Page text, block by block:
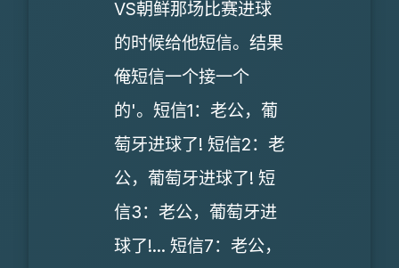
VS朝鲜那场比赛进球
的时候给他短信。结果
俺短信一个接一个
的'。短信1：老公，葡
萄牙进球了! 短信2：老
公，葡萄牙进球了! 短
信3：老公，葡萄牙进
球了!... 短信7：老公，